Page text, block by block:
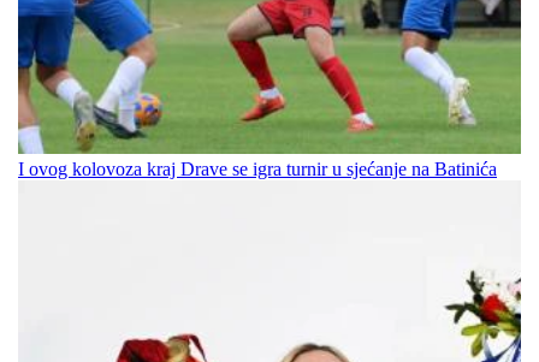
I ovog kolovoza kraj Drave se igra turnir u sjećanje na Batinića